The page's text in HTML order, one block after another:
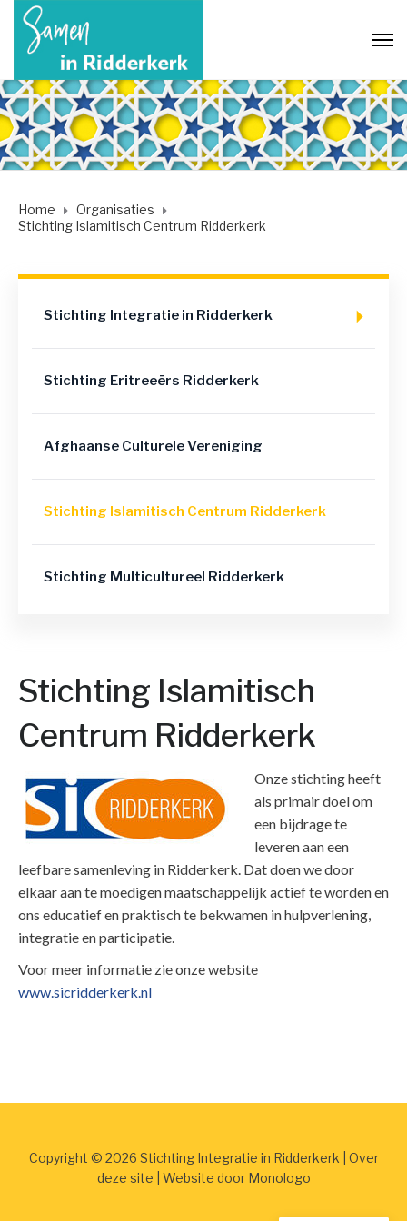
Home
Organisaties
Stichting Islamitisch Centrum Ridderkerk
Stichting Islamitisch
Centrum Ridderkerk
Onze stichting heeft
als primair doel om
een bijdrage te
leveren aan een
leefbare samenleving in Ridderkerk. Dat doen we door
elkaar aan te moedigen maatschappelijk actief te worden en
ons educatief en praktisch te bekwamen in hulpverlening,
integratie en participatie.
Voor meer informatie zie onze website
www.sicridderkerk.nl
Stichting Integratie in Ridderkerk
Stichting Eritreeërs Ridderkerk
Afghaanse Culturele Vereniging
Stichting Islamitisch Centrum Ridderkerk
Stichting Multicultureel Ridderkerk
Copyright © 2026 Stichting Integratie in Ridderkerk | Over
deze site | Website door Monologo